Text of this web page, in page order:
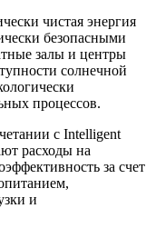
чистая энергия
безопасными
залы и центры
солнечной
процессов.
с Intelligent
расходы на
за счет
и